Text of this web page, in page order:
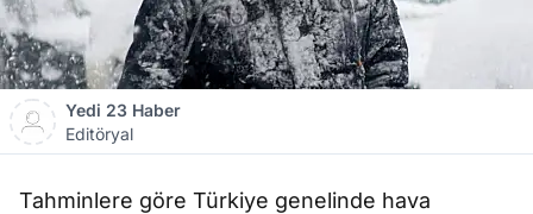
Yedi 23 Haber
Editöryal
Tahminlere göre Türkiye genelinde hava